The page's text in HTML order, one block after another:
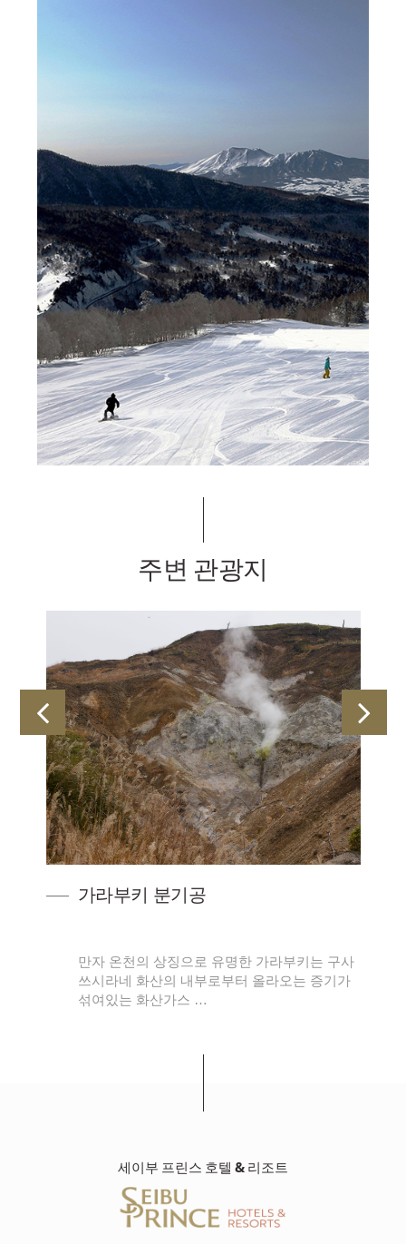
주변 관광지
가라부키 분기공
만자 온천의 상징으로 유명한 가라부키는 구사
쓰시라네 화산의 내부로부터 올라오는 증기가
섞여있는 화산가스 …
세이부 프린스 호텔 & 리조트